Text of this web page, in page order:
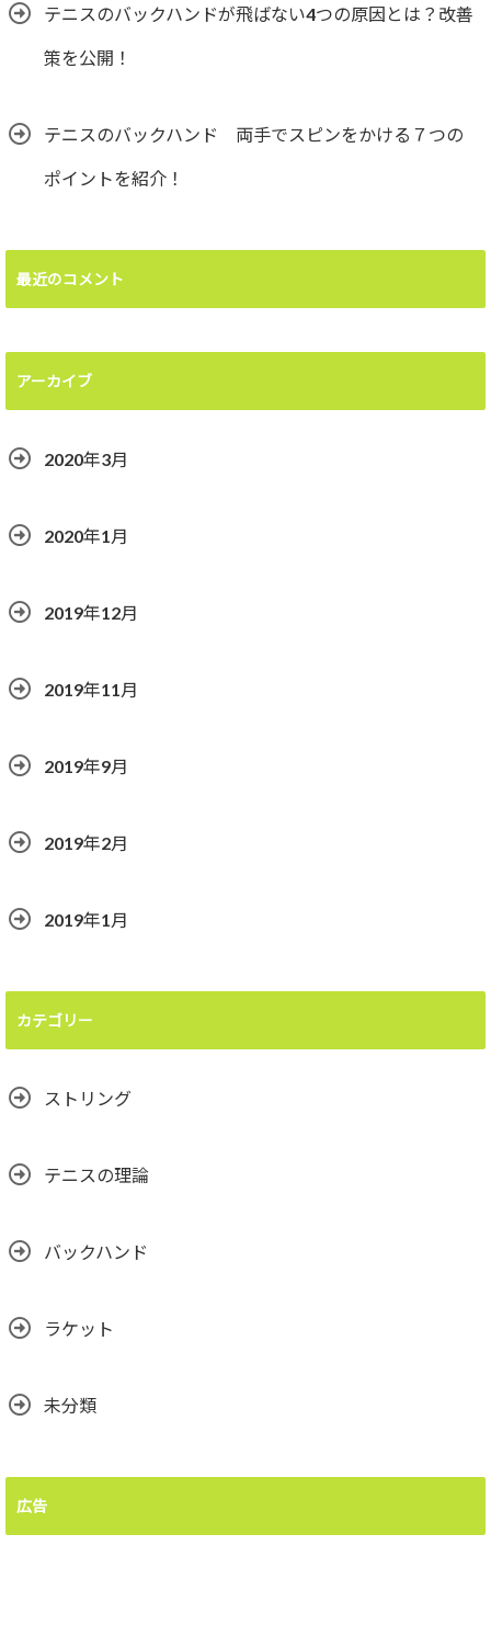
テニスのバックハンドが飛ばない4つの原因とは？改善
策を公開！
テニスのバックハンド 両手でスピンをかける７つの
ポイントを紹介！
最近のコメント
アーカイブ
2020年3月
2020年1月
2019年12月
2019年11月
2019年9月
2019年2月
2019年1月
カテゴリー
ストリング
テニスの理論
バックハンド
ラケット
未分類
広告